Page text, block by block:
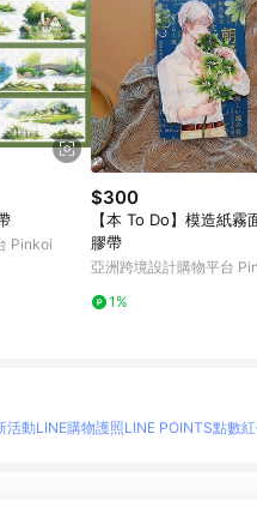
Pinkoi
$300
【本 To Do】模造紙霧
膠帶
亞洲跨境設計購物平台
1%
活動LINE購物護照LINE POINTS點數